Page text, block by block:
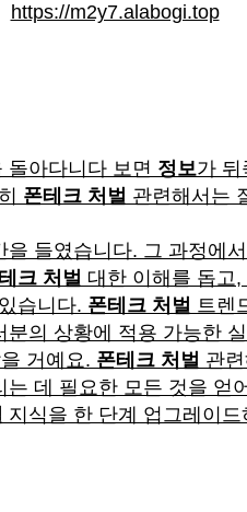
https://m2y7.alabogi.top
돌아다니다 보면 정보가 뒤
폰테크 처벌 관련해서는
을 들였습니다. 그 과정에
크 처벌 대한 이해를 돕고
습니다. 폰테크 처벌 트렌
분의 상황에 적용 가능한
거예요. 폰테크 처벌 관
데 필요한 모든 것을 얻
지식을 한 단계 업그레이